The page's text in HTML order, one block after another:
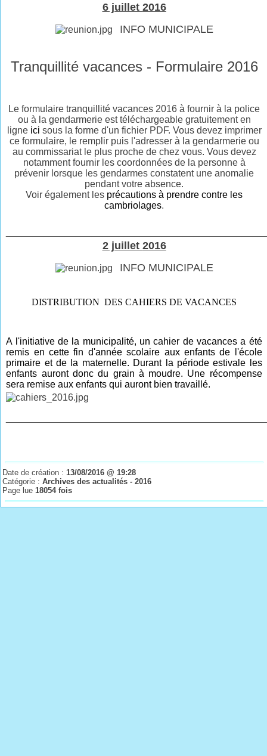
6 juillet 2016
INFO MUNICIPALE
Tranquillité vacances - Formulaire 2016
Le formulaire tranquillité vacances 2016 à fournir à la police
ou à la gendarmerie est téléchargeable gratuitement en
ligne ici sous la forme d'un fichier PDF. Vous devez imprimer
ce formulaire, le remplir puis l'adresser à la gendarmerie ou
au commissariat le plus proche de chez vous. Vous devez
notamment fournir les coordonnées de la personne à
prévenir lorsque les gendarmes constatent une anomalie
pendant votre absence.
Voir également les précautions à prendre contre les
cambriolages.
2 juillet 2016
INFO MUNICIPALE
DISTRIBUTION DES CAHIERS DE VACANCES
A l'initiative de la municipalité, un cahier de vacances a été
remis en cette fin d'année scolaire aux enfants de l'école
primaire et de la maternelle. Durant la période estivale les
enfants auront donc du grain à moudre. Une récompense
sera remise aux enfants qui auront bien travaillé.
Date de création : 13/08/2016 @ 19:28
Catégorie :Archives des actualités - 2016
Page lue 18054 fois